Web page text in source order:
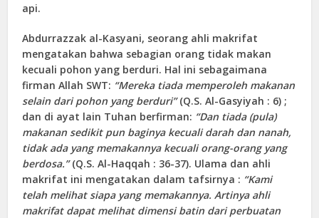
api.
Abdurrazzak al-Kasyani, seorang ahli makrifat
mengatakan bahwa sebagian orang tidak makan
kecuali pohon yang berduri. Hal ini sebagaimana
firman Allah SWT: “Mereka tiada memperoleh makanan
selain dari pohon yang berduri”(Q.S. Al-Gasyiyah : 6) ;
dan di ayat lain Tuhan berfirman: “Dan tiada (pula)
makanan sedikit pun baginya kecuali darah dan nanah,
tidak ada yang memakannya kecuali orang-orang yang
berdosa.”(Q.S. Al-Haqqah : 36-37). Ulama dan ahli
makrifat ini mengatakan dalam tafsirnya : “Kami
telah melihat siapa yang memakannya. Artinya ahli
makrifat dapat melihat dimensi batin dari perbuatan